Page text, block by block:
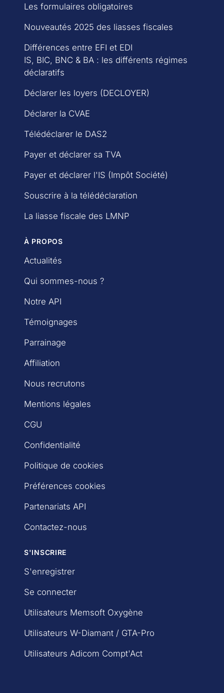
Les formulaires obligatoires
Nouveautés 2025 des liasses fiscales
Différences entre EFI et EDI
IS, BIC, BNC & BA : les différents régimes
déclaratifs
Déclarer les loyers (DECLOYER)
Déclarer la CVAE
Télédéclarer le DAS2
Payer et déclarer sa TVA
Payer et déclarer l'IS (Impôt Société)
Souscrire à la télédéclaration
La liasse fiscale des LMNP
S'INSCRIRE
S'enregistrer
Se connecter
Utilisateurs Memsoft Oxygène
Utilisateurs W-Diamant / GTA-Pro
Utilisateurs Adicom Compt'Act
À PROPOS
Actualités
Qui sommes-nous ?
Notre API
Témoignages
Parrainage
Affiliation
Nous recrutons
Mentions légales
CGU
Confidentialité
Politique de cookies
Préférences cookies
Partenariats API
Contactez-nous